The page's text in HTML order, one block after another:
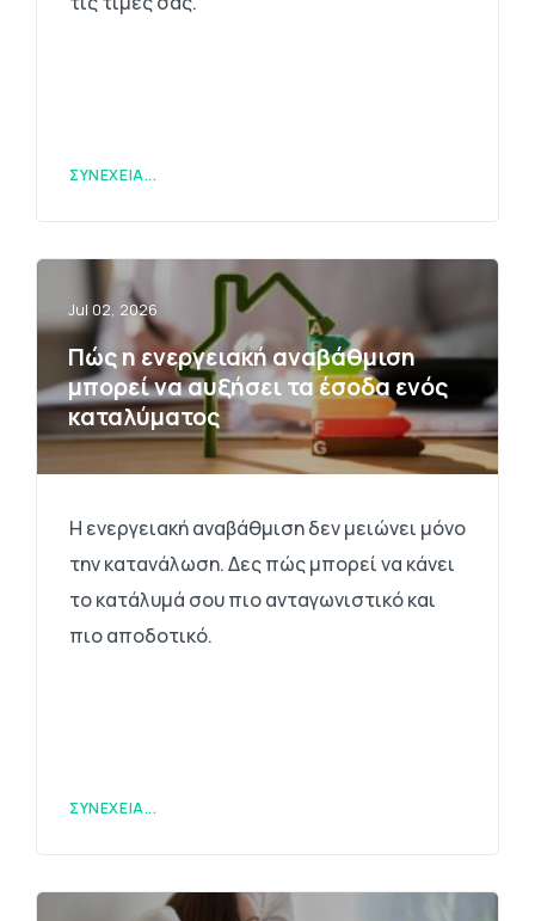
ΣΥΝΈΧΕΙΑ...
Jul 02, 2026
Πώς η ενεργειακή αναβάθμιση
μπορεί να αυξήσει τα έσοδα ενός
καταλύματος
Η ενεργειακή αναβάθμιση δεν μειώνει μόνο
την κατανάλωση. Δες πώς μπορεί να κάνει
το κατάλυμά σου πιο ανταγωνιστικό και
πιο αποδοτικό.
ΣΥΝΈΧΕΙΑ...